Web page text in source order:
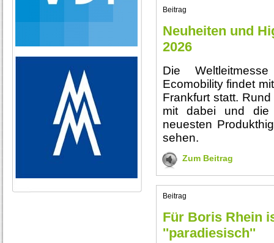
Beitrag
Neuheiten und
2026
Die
Ecomobility findet
Frankfurt statt.
mit dabei und die
neuesten
sehen.
Zum Beitrag
Beitrag
Für Boris Rhein
''paradiesisch''